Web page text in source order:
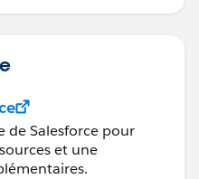
de Salesforce pour
et une